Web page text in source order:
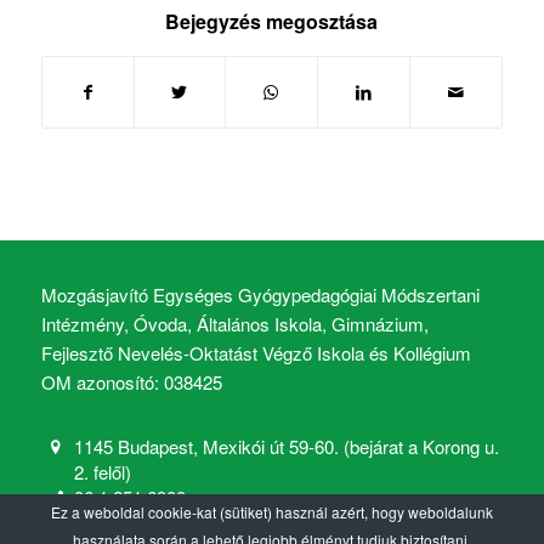
Bejegyzés megosztása
Mozgásjavító Egységes Gyógypedagógiai Módszertani
Intézmény, Óvoda, Általános Iskola, Gimnázium,
Fejlesztő Nevelés-Oktatást Végző Iskola és Kollégium
OM azonosító: 038425
1145 Budapest, Mexikói út 59-60. (bejárat a Korong u.
2. felől)
06 1 251 6900
mozgasjavito@mozgasjavito.com
Ez a weboldal cookie-kat (sütiket) használ azért, hogy weboldalunk
használata során a lehető legjobb élményt tudjuk biztosítani.